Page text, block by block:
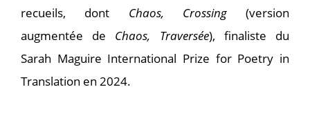
recueils, dont Chaos, Crossing(version
augmentée de Chaos, Traversée), finaliste du
Sarah Maguire International Prize for Poetry in
Translation en 2024.